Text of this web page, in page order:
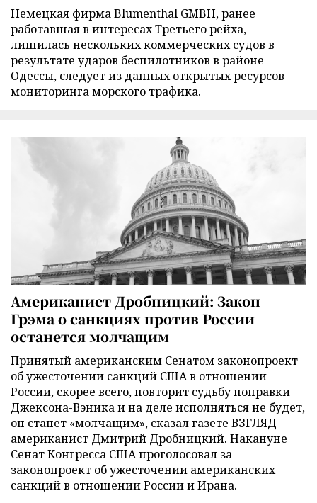
Немецкая фирма Blumenthal GMBH, ранее
работавшая в интересах Третьего рейха,
лишилась нескольких коммерческих судов в
результате ударов беспилотников в районе
Одессы, следует из данных открытых ресурсов
мониторинга морского трафика.
Американист Дробницкий: Закон
Грэма о санкциях против России
останется молчащим
Принятый американским Сенатом законопроект
об ужесточении санкций США в отношении
России, скорее всего, повторит судьбу поправки
Джексона-Вэника и на деле исполняться не будет,
он станет «молчащим», сказал газете ВЗГЛЯД
американист Дмитрий Дробницкий. Накануне
Сенат Конгресса США проголосовал за
законопроект об ужесточении американских
санкций в отношении России и Ирана.